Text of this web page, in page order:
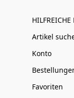
HILFREICHE
Artikel
Konto
Favoriten